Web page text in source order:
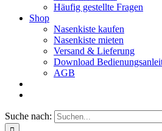
Häufig gestellte Fragen
Shop
Nasenkiste kaufen
Nasenkiste mieten
Versand & Lieferung
Download
AGB
Suche nach: